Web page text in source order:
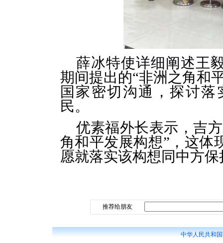
薛冰特使详细阐述王
期间提出的“非洲之角和
国家密切沟通，探讨
民。
优素福外长表示，吉
角和平发展构想”，这体
愿就落实该构想同中方
推荐给朋友
中华人民共和